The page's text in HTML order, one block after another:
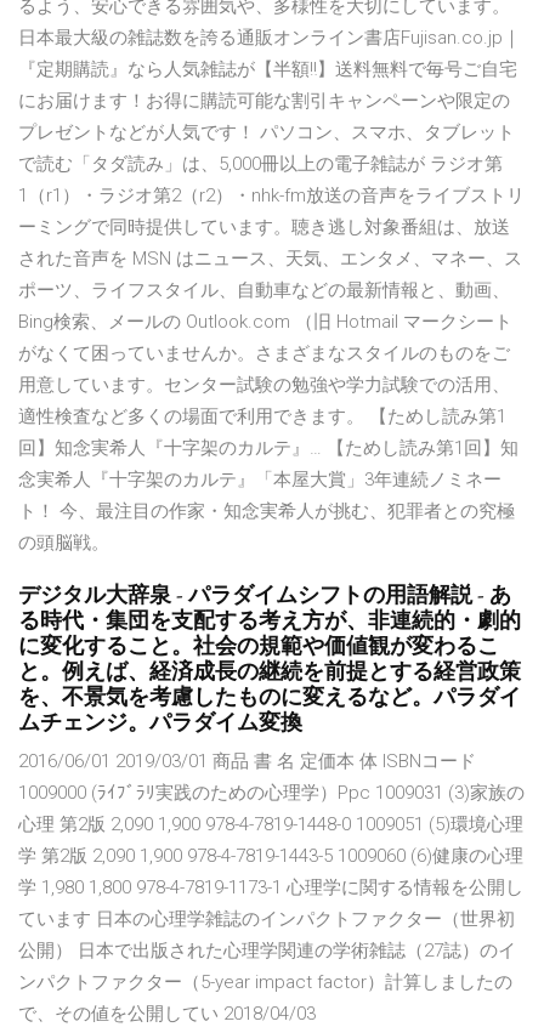
るよう、安心できる雰囲気や、多様性を大切にしています。
日本最大級の雑誌数を誇る通販オンライン書店Fujisan.co.jp｜
『定期購読』なら人気雑誌が【半額‼】送料無料で毎号ご自宅
にお届けます！お得に購読可能な割引キャンペーンや限定の
プレゼントなどが人気です！ パソコン、スマホ、タブレット
で読む「タダ読み」は、5,000冊以上の電子雑誌が ラジオ第
1（r1）・ラジオ第2（r2）・nhk-fm放送の音声をライブストリ
ーミングで同時提供しています。聴き逃し対象番組は、放送
された音声を MSN はニュース、天気、エンタメ、マネー、ス
ポーツ、ライフスタイル、自動車などの最新情報と、動画、
Bing検索、メールの Outlook.com （旧 Hotmail マークシート
がなくて困っていませんか。さまざまなスタイルのものをご
用意しています。センター試験の勉強や学力試験での活用、
適性検査など多くの場面で利用できます。 【ためし読み第1
回】知念実希人『十字架のカルテ』… 【ためし読み第1回】知
念実希人『十字架のカルテ』「本屋大賞」3年連続ノミネー
ト！ 今、最注目の作家・知念実希人が挑む、犯罪者との究極
の頭脳戦。
デジタル大辞泉 - パラダイムシフトの用語解説 - あ
る時代・集団を支配する考え方が、非連続的・劇的
に変化すること。社会の規範や価値観が変わるこ
と。例えば、経済成長の継続を前提とする経営政策
を、不景気を考慮したものに変えるなど。パラダイ
ムチェンジ。パラダイム変換
2016/06/01 2019/03/01 商品 書 名 定価本 体 ISBNコード
1009000 (ﾗｲﾌﾞﾗﾘ実践のための心理学）Ppc 1009031 (3)家族の
心理 第2版 2,090 1,900 978-4-7819-1448-0 1009051 (5)環境心理
学 第2版 2,090 1,900 978-4-7819-1443-5 1009060 (6)健康の心理
学 1,980 1,800 978-4-7819-1173-1 心理学に関する情報を公開し
ています 日本の心理学雑誌のインパクトファクター（世界初
公開） 日本で出版された心理学関連の学術雑誌（27誌）のイ
ンパクトファクター（5-year impact factor）計算しましたの
で、その値を公開してい 2018/04/03